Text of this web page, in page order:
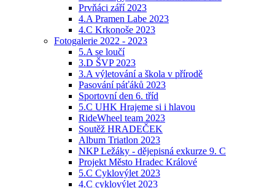
Prvňáci září 2023
4.A Pramen Labe 2023
4.C Krkonoše 2023
Fotogalerie 2022 - 2023
5.A se loučí
3.D ŠVP 2023
3.A výletování a škola v přírodě
Pasování páťáků 2023
Sportovní den 6. tříd
5.C UHK Hrajeme si i hlavou
RideWheel team 2023
Soutěž HRADEČEK
Album Triatlon 2023
NKP Ležáky - dějepisná exkurze 9. C
Projekt Město Hradec Králové
5.C Cyklovýlet 2023
4.C cyklovýlet 2023